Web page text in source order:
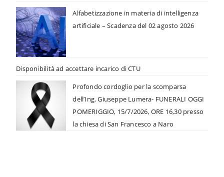
Alfabetizzazione in materia di intelligenza
artificiale – Scadenza del 02 agosto 2026
Disponibilità ad accettare incarico di CTU
Profondo cordoglio per la scomparsa
dell’Ing. Giuseppe Lumera- FUNERALI OGGI
POMERIGGIO, 15/7/2026, ORE 16,30 presso
la chiesa di San Francesco a Naro